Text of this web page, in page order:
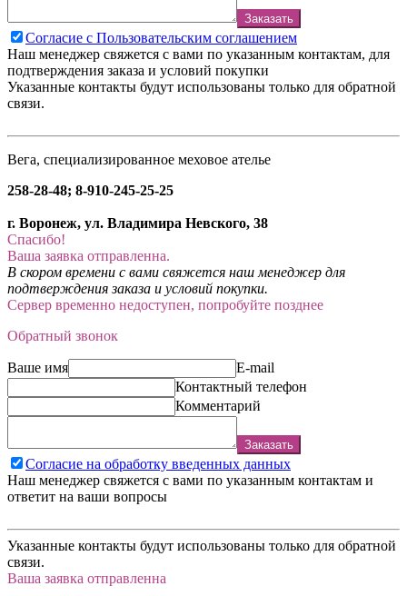
Заказать
Согласие с Пользовательским соглашением
Наш менеджер свяжется с вами по указанным контактам, для
подтверждения заказа и условий покупки
Указанные контакты будут использованы только для обратной
связи.
Вега, специализированное меховое ателье
258-28-48; 8-910-245-25-25
г. Воронеж, ул. Владимира Невского, 38
Спасибо!
Ваша заявка отправленна.
В скором времени с вами свяжется наш менеджер для
подтверждения заказа и условий покупки.
Сервер временно недоступен, попробуйте позднее
Обратный звонок
Ваше имя
E-mail
Контактный телефон
Комментарий
Заказать
Согласие на обработку введенных данных
Наш менеджер свяжется с вами по указанным контактам и
ответит на ваши вопросы
Указанные контакты будут использованы только для обратной
связи.
Ваша заявка отправленна